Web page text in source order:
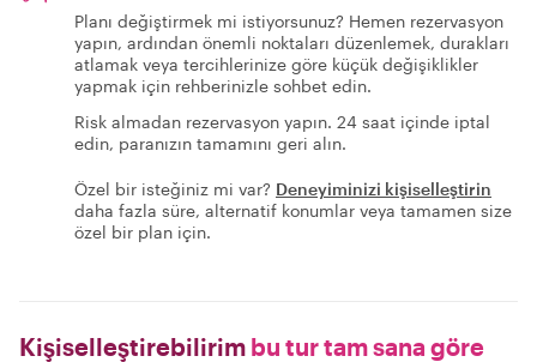
Planı değiştirmek mi istiyorsunuz? Hemen rezervasyon
yapın, ardından önemli noktaları düzenlemek, durakları
atlamak veya tercihlerinize göre küçük değişiklikler
yapmak için rehberinizle sohbet edin.
Risk almadan rezervasyon yapın. 24 saat içinde iptal
edin, paranızın tamamını geri alın.
Özel bir isteğiniz mi var? Deneyiminizi kişiselleştirin
daha fazla süre, alternatif konumlar veya tamamen size
özel bir plan için.
Kişiselleştirebilirim bu tur tam sana göre